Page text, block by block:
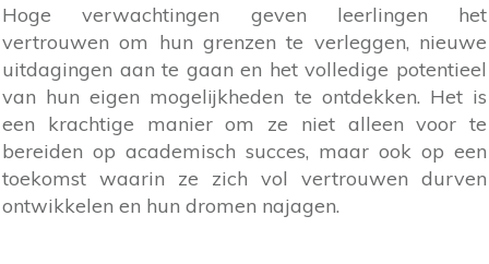
Hoge verwachtingen geven leerlingen het
vertrouwen om hun grenzen te verleggen, nieuwe
uitdagingen aan te gaan en het volledige potentieel
van hun eigen mogelijkheden te ontdekken. Het is
een krachtige manier om ze niet alleen voor te
bereiden op academisch succes, maar ook op een
toekomst waarin ze zich vol vertrouwen durven
ontwikkelen en hun dromen najagen.